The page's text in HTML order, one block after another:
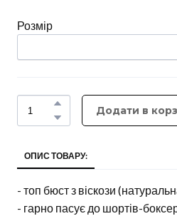
Розмір
Додати в
ОПИС ТОВАРУ:
- топ бюст з віскози
- гарно пасує до шортів-